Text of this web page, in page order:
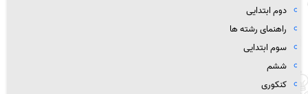
دوم ابتدایی
راهنمای رشته ها
سوم ابتدایی
ششم
کنکوری